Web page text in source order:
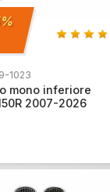
1023
mono inferiore
2007-2026